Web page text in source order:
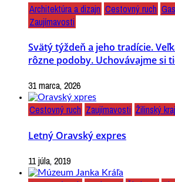
Architektúra a dizajn Cestovný ruch
Zaujímavosti
Svätý týždeň a jeho tradície.
rôzne podoby. Uchovávajme si
31 marca, 2026
Cestovný ruch Zaujímavosti Žilinský kraj
Letný Oravský expres
11 júla, 2019